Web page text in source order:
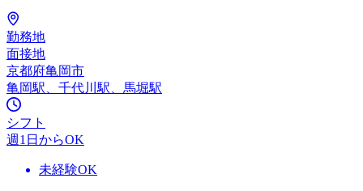
勤務地
面接地
京都府亀岡市
亀岡駅、千代川駅、馬堀駅
シフト
週1日からOK
未経験OK